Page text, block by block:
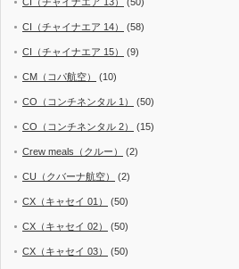
CI（チャイナエア 14） (58)
CI（チャイナエア 15） (9)
CM（コパ航空） (10)
CO（コンチネンタル 1） (50)
CO（コンチネンタル 2） (15)
Crew meals（クルー） (2)
CU（クバーナ航空） (2)
CX（キャセイ 01） (50)
CX（キャセイ 02） (50)
CX（キャセイ 03） (50)